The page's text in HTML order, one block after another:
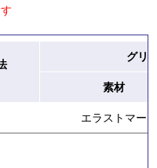
グリ
素材
エラストマー